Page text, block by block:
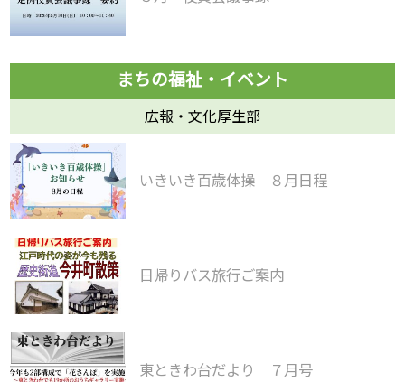
広報・文化厚生部
いきいき百歳体操 ８月日程
日帰りバス旅行ご案内
東ときわ台だより ７月号